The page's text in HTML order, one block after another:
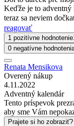
Keďže je to adventný
teraz sa neviem
reagovať
1 pozitívne hodnotenie
0 negatívne
Renata Mensikova
Overený nákup
4.11.2022
Adventný kalendár
Tento príspevok
aby sme Vám
Prajete si ho zobraziť?